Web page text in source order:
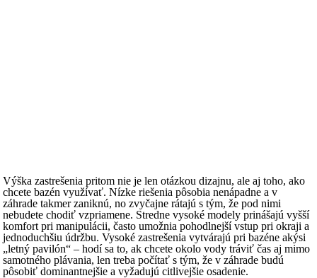
Výška zastrešenia pritom nie je len otázkou dizajnu, ale aj toho, ako
chcete bazén využívať. Nízke riešenia pôsobia nenápadne a v
záhrade takmer zaniknú, no zvyčajne rátajú s tým, že pod nimi
nebudete chodiť vzpriamene. Stredne vysoké modely prinášajú vyšší
komfort pri manipulácii, často umožnia pohodlnejší vstup pri okraji a
jednoduchšiu údržbu. Vysoké zastrešenia vytvárajú pri bazéne akýsi
„letný pavilón“ – hodí sa to, ak chcete okolo vody tráviť čas aj mimo
samotného plávania, len treba počítať s tým, že v záhrade budú
pôsobiť dominantnejšie a vyžadujú citlivejšie osadenie.